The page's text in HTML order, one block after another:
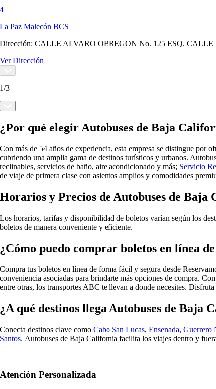
4
La Paz Malecón BCS
Dirección: CALLE ALVARO OBREGON No. 125 ESQ.
Ver Dirección
1/3
¿Por qué elegir Autobuses de Baja
Con más de 54 años de experiencia, esta empresa se distingue por
cubriendo una amplia gama de destinos turísticos y urbanos.
reclinables, servicios de baño, aire acondicionado y más; Servicio
de viaje de primera clase con asientos amplios y comodidades
Horarios y Precios de Autobuses de Baja
Los horarios, tarifas y disponibilidad de boletos varían según los
boletos de manera conveniente y eficiente.
¿Cómo puedo comprar boletos en línea
Compra tus boletos en línea de forma fácil y segura desde
conveniencia asociadas para brindarte más opciones de compra.
entre otras, los transportes ABC te llevan a donde necesites.
¿A qué destinos llega Autobuses de Baja
Conecta destinos clave como Cabo San Lucas, Ensenada, Guerrero
Santos. Autobuses de Baja California facilita los viajes dentro y
Atención Personalizada